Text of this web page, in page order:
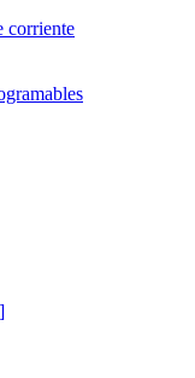
corriente